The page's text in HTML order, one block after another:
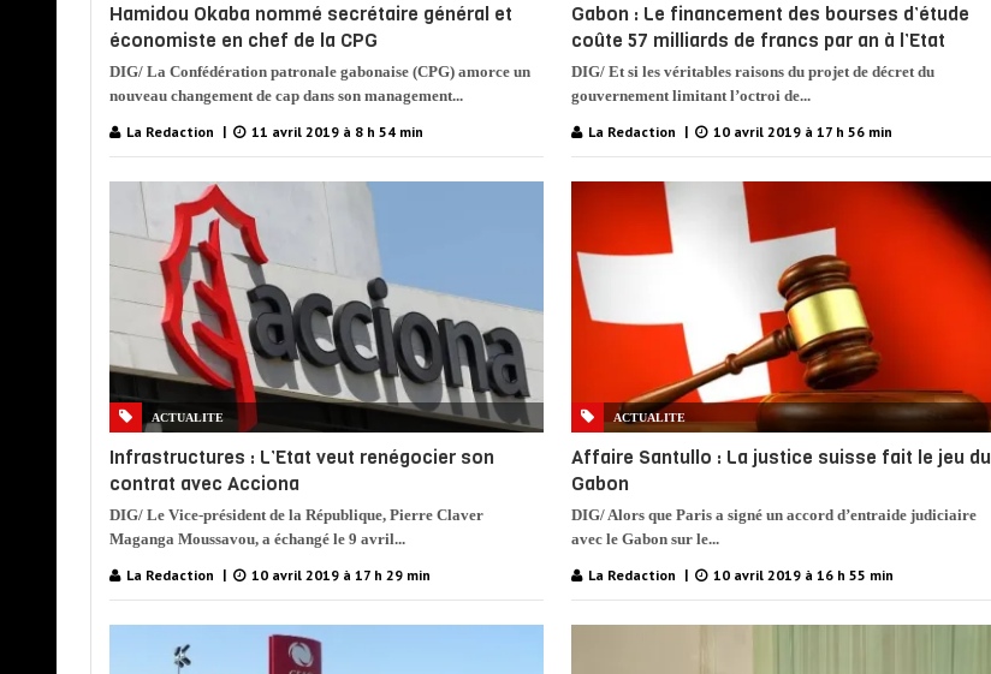
Hamidou Okaba nommé secrétaire général et
économiste en chef de la CPG
DIG/ La Confédération patronale gabonaise (CPG) amorce un
nouveau changement de cap dans son management...
La Redaction
11 avril 2019 à 8 h 54 min
Gabon : Le financement des bourses d’étude
coûte 57 milliards de francs par an à l’Etat
DIG/ Et si les véritables raisons du projet de décret du
gouvernement limitant l’octroi de...
La Redaction
10 avril 2019 à 17 h 56 min
ACTUALITE
Infrastructures : L’Etat veut renégocier son
contrat avec Acciona
DIG/ Le Vice-président de la République, Pierre Claver
Maganga Moussavou, a échangé le 9 avril...
La Redaction
10 avril 2019 à 17 h 29 min
ACTUALITE
Affaire Santullo : La justice suisse fait le jeu du
Gabon
DIG/ Alors que Paris a signé un accord d’entraide judiciaire
avec le Gabon sur le...
La Redaction
10 avril 2019 à 16 h 55 min